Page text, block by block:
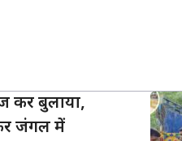
कर बुलाया,
कर जंगल में